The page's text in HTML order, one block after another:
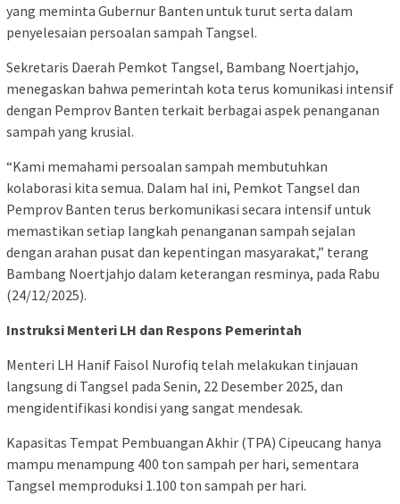
yang meminta Gubernur Banten untuk turut serta dalam
penyelesaian persoalan sampah Tangsel.
Sekretaris Daerah Pemkot Tangsel, Bambang Noertjahjo,
menegaskan bahwa pemerintah kota terus komunikasi intensif
dengan Pemprov Banten terkait berbagai aspek penanganan
sampah yang krusial.
“Kami memahami persoalan sampah membutuhkan
kolaborasi kita semua. Dalam hal ini, Pemkot Tangsel dan
Pemprov Banten terus berkomunikasi secara intensif untuk
memastikan setiap langkah penanganan sampah sejalan
dengan arahan pusat dan kepentingan masyarakat,” terang
Bambang Noertjahjo dalam keterangan resminya, pada Rabu
(24/12/2025).
Instruksi Menteri LH dan Respons Pemerintah
Menteri LH Hanif Faisol Nurofiq telah melakukan tinjauan
langsung di Tangsel pada Senin, 22 Desember 2025, dan
mengidentifikasi kondisi yang sangat mendesak.
Kapasitas Tempat Pembuangan Akhir (TPA) Cipeucang hanya
mampu menampung 400 ton sampah per hari, sementara
Tangsel memproduksi 1.100 ton sampah per hari.